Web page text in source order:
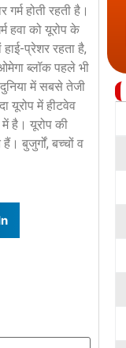
होती रहती है।
हवा को यूरोप के
प्रेशर रहता है,
ब्लॉक पहले भी
में सबसे तेजी
यूरोप में हीटवेव
में है। यूरोप की
बुजुर्गों, बच्चों व